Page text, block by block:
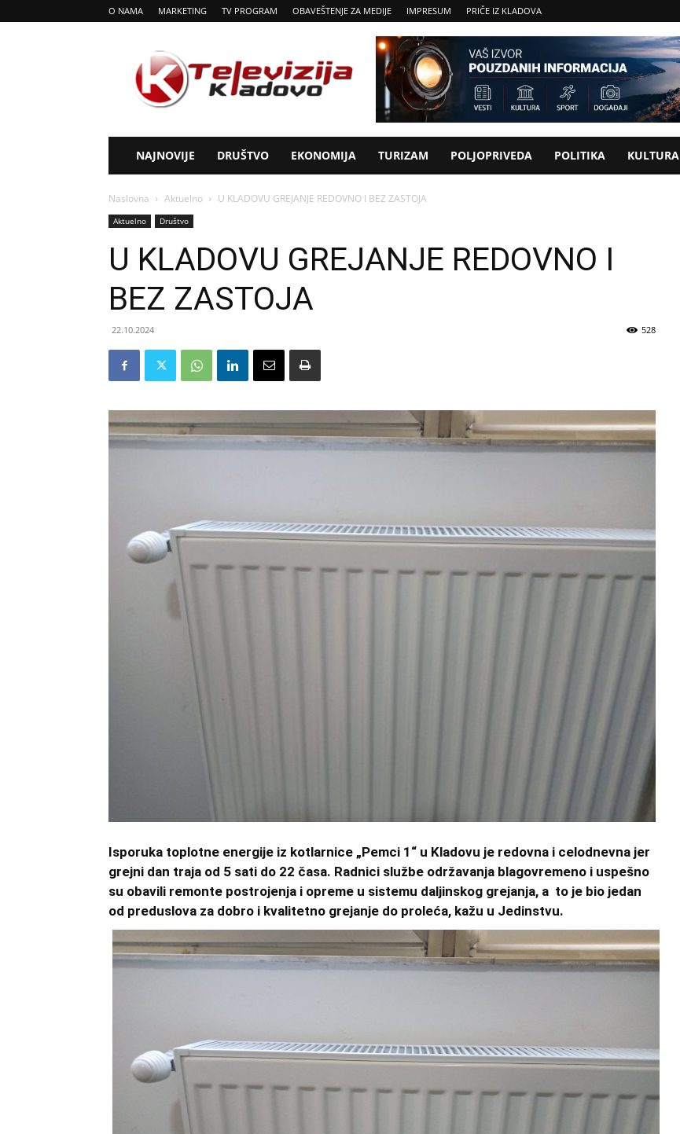
O NAMA MARKETING TV PROGRAM OBAVEŠTENJE ZA MEDIJE IMPRESUM PRIČE IZ KLADOVA
Tv
Kladovo
NAJNOVIJE DRUŠTVO EKONOMIJA TURIZAM POLJOPRIVEDA POLITIKA KULTURA
Naslovna Aktuelno U KLADOVU GREJANJE REDOVNO I BEZ ZASTOJA
Aktuelno Društvo
U KLADOVU GREJANJE REDOVNO I
BEZ ZASTOJA
22.10.2024 528
Isporuka toplotne energije iz kotlarnice „Pemci 1“ u Kladovu je redovna i celodnevna jer
grejni dan traja od 5 sati do 22 časa. Radnici službe održavanja blagovremeno i uspešno
su obavili remonte postrojenja i opreme u sistemu daljinskog grejanja, a to je bio jedan
od preduslova za dobro i kvalitetno grejanje do proleća, kažu u Jedinstvu.